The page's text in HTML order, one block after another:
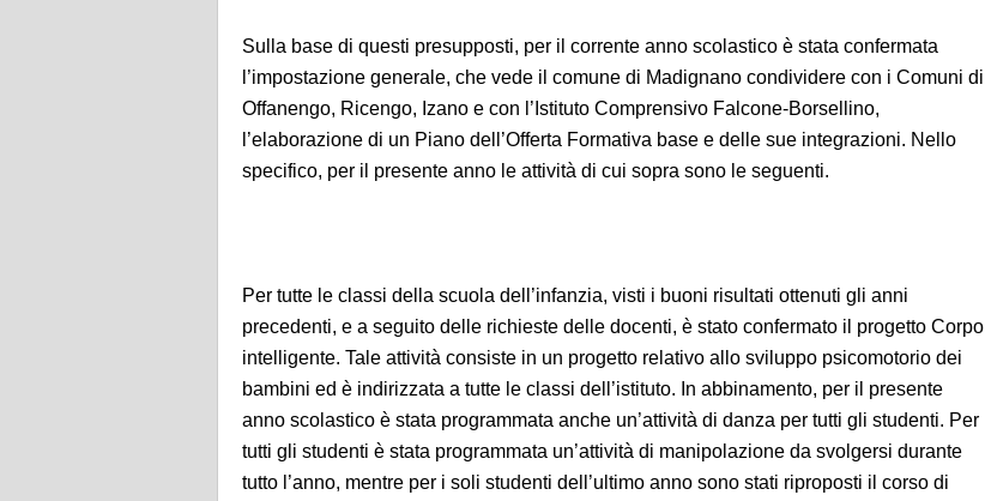
Sulla base di questi presupposti, per il corrente anno scolastico è stata confermata
l’impostazione generale, che vede il comune di Madignano condividere con i Comuni di
Offanengo, Ricengo, Izano e con l’Istituto Comprensivo Falcone-Borsellino,
l’elaborazione di un Piano dell’Offerta Formativa base e delle sue integrazioni. Nello
specifico, per il presente anno le attività di cui sopra sono le seguenti.
Per tutte le classi della scuola dell’infanzia, visti i buoni risultati ottenuti gli anni
precedenti, e a seguito delle richieste delle docenti, è stato confermato il progetto Corpo
intelligente. Tale attività consiste in un progetto relativo allo sviluppo psicomotorio dei
bambini ed è indirizzata a tutte le classi dell’istituto. In abbinamento, per il presente
anno scolastico è stata programmata anche un’attività di danza per tutti gli studenti. Per
tutti gli studenti è stata programmata un’attività di manipolazione da svolgersi durante
tutto l’anno, mentre per i soli studenti dell’ultimo anno sono stati riproposti il corso di